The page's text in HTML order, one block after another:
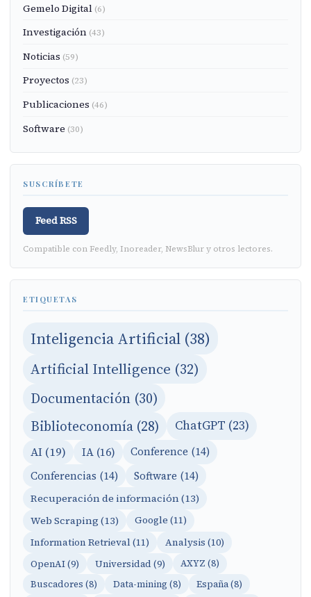
Gemelo Digital (6)
Investigación (43)
Noticias (59)
Proyectos (23)
Publicaciones (46)
Software (30)
SUSCRÍBETE
Feed RSS
Compatible con Feedly, Inoreader, NewsBlur y otros lectores.
ETIQUETAS
Inteligencia Artificial (38)
Artificial Intelligence (32)
Documentación (30)
Biblioteconomía (28) ChatGPT (23)
AI (19) IA (16)
Conference (14)
Conferencias (14)
Software (14)
Recuperación de información (13)
Web Scraping (13)
Google (11)
Information Retrieval (11)
Analysis (10)
OpenAI (9) Universidad (9)
AXYZ (8)
Buscadores (8)
Data-mining (8)
España (8)